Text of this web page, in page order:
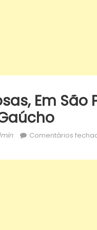
Em
Comentários